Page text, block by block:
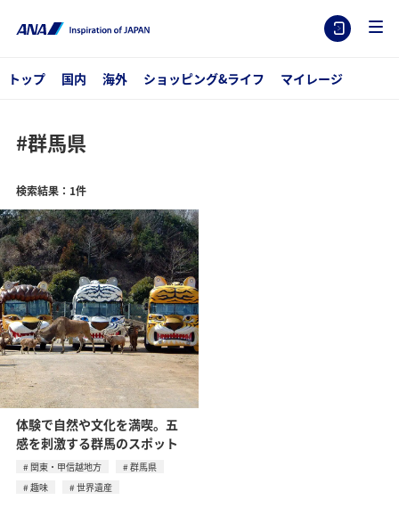
トップ 国内 海外 ショッピング&ライフ マイレージ
#群馬県
検索結果：1件
体験で自然や文化を満喫。五
感を刺激する群馬のスポット
関東・甲信越地方
群馬県
趣味
世界遺産